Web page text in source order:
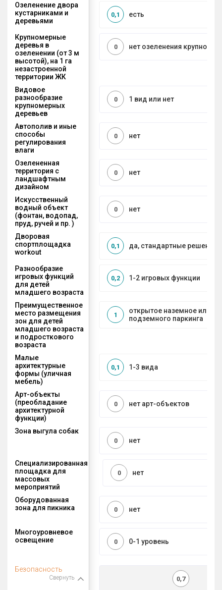
Озеленение двора
кустарниками и
деревьями
есть
0,1
Крупномерные
деревья в
озеленении (от 3 м
высотой), на 1 га
незастроенной
территории ЖК
нет озеленения
0
Видовое
разнообразие
крупномерных
деревьев
1 вид или нет
0
Автополив и иные
способы
регулирования
влаги
нет
0
Озелененная
территория с
ландшафтным
дизайном
нет
0
Искусственный
водный объект
(фонтан, водопад,
пруд, ручей и пр. )
нет
0
Дворовая
спортплощадка
workout
да, стандартные решения
0,1
Разнообразие
игровых функций
для детей
младшего возраста
1-2 игровых функции
0,2
Преимущественное
место размещения
зон для детей
младшего возраста
и подросткового
возраста
открытое наземное или на
подземного паркинга
1
Малые
архитектурные
формы (уличная
мебель)
1-3 вида
0,1
Арт-объекты
(преобладание
архитектурной
функции)
нет арт-объектов
0
Зона выгула собак
нет
0
Специализированная
площадка для
массовых
мероприятий
нет
0
Оборудованная
зона для пикника
нет
0
Многоуровневое
освещение
0-1 уровень
0
Безопасность
Свернуть 0,7